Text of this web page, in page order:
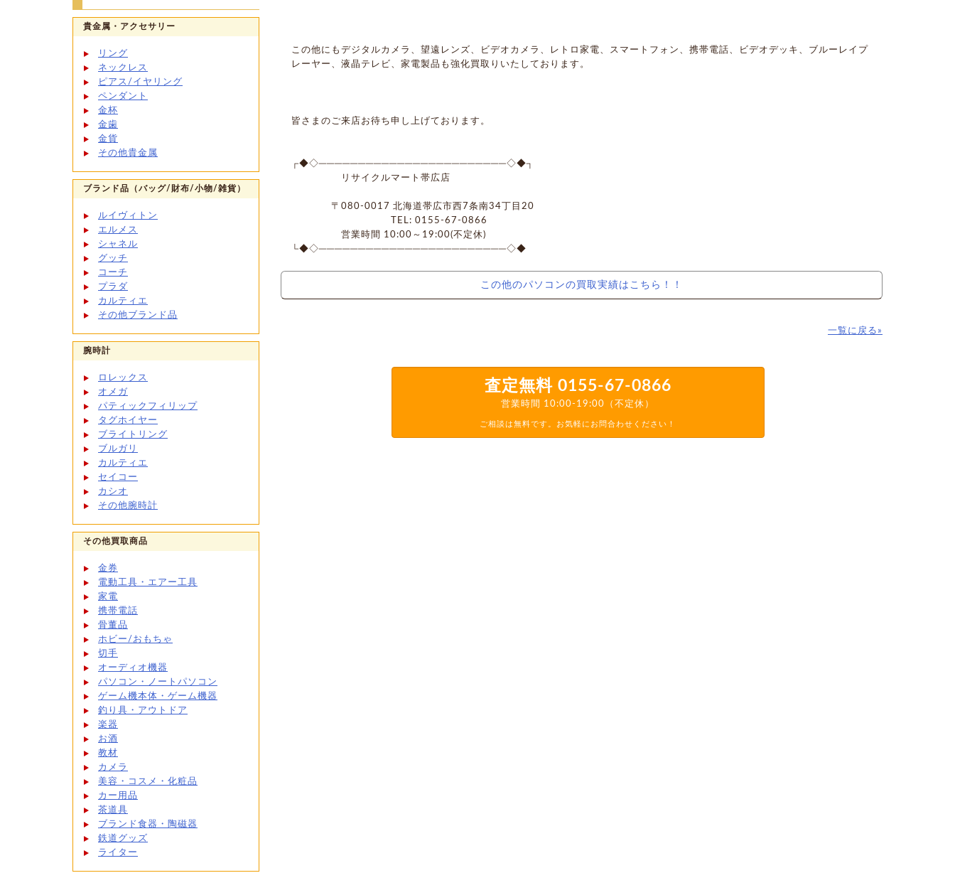
この他にもデジタルカメラ、望遠レンズ、ビデオカメラ、レトロ家電、スマートフォン、携帯電話、ビデオデッキ、ブルーレイプ
レーヤー、液晶テレビ、家電製品も強化買取りいたしております。
皆さまのご来店お待ち申し上げております。
┌◆◇────────────────────────◇◆┐
リサイクルマート帯広店
〒080-0017 北海道帯広市西7条南34丁目20
TEL: 0155-67-0866
営業時間 10:00～19:00(不定休)
└◆◇────────────────────────◇◆
この他のパソコンの買取実績はこちら！！
一覧に戻る»
査定無料 0155-67-0866
営業時間 10:00-19:00（不定休）
ご相談は無料です。お気軽にお問合わせください！
貴金属・アクセサリー
リング
ネックレス
ピアス/イヤリング
ペンダント
金杯
金歯
金貨
その他貴金属
ブランド品（バッグ/財布/小物/雑貨）
ルイヴィトン
エルメス
シャネル
グッチ
コーチ
プラダ
カルティエ
その他ブランド品
腕時計
ロレックス
オメガ
パティックフィリップ
タグホイヤー
ブライトリング
ブルガリ
カルティエ
セイコー
カシオ
その他腕時計
その他買取商品
金券
電動工具・エアー工具
家電
携帯電話
骨董品
ホビー/おもちゃ
切手
オーディオ機器
パソコン・ノートパソコン
ゲーム機本体・ゲーム機器
釣り具・アウトドア
楽器
お酒
教材
カメラ
美容・コスメ・化粧品
カー用品
茶道具
ブランド食器・陶磁器
鉄道グッズ
ライター